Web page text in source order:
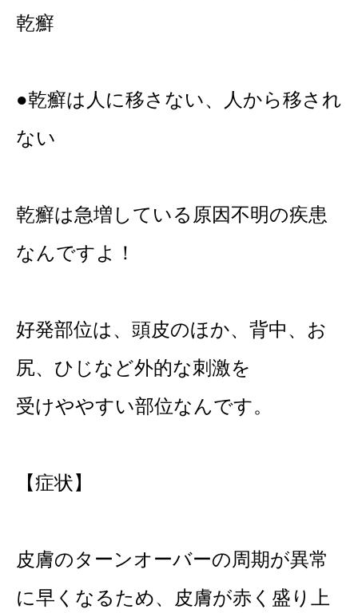
乾癬
●乾癬は人に移さない、人から移され
ない
乾癬は急増している原因不明の疾患
なんですよ！
好発部位は、頭皮のほか、背中、お
尻、ひじなど外的な刺激を
受けややすい部位なんです。
【症状】
皮膚のターンオーバーの周期が異常
に早くなるため、皮膚が赤く盛り上